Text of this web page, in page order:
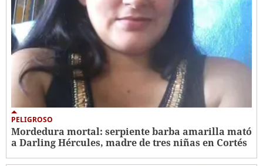
PELIGROSO
Mordedura mortal: serpiente barba amarilla mató
a Darling Hércules, madre de tres niñas en Cortés